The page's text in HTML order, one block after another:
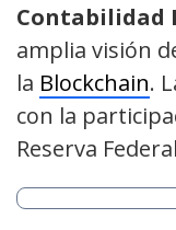
Contabilidad
amplia visión
la Blockchain.
con la
Reserva